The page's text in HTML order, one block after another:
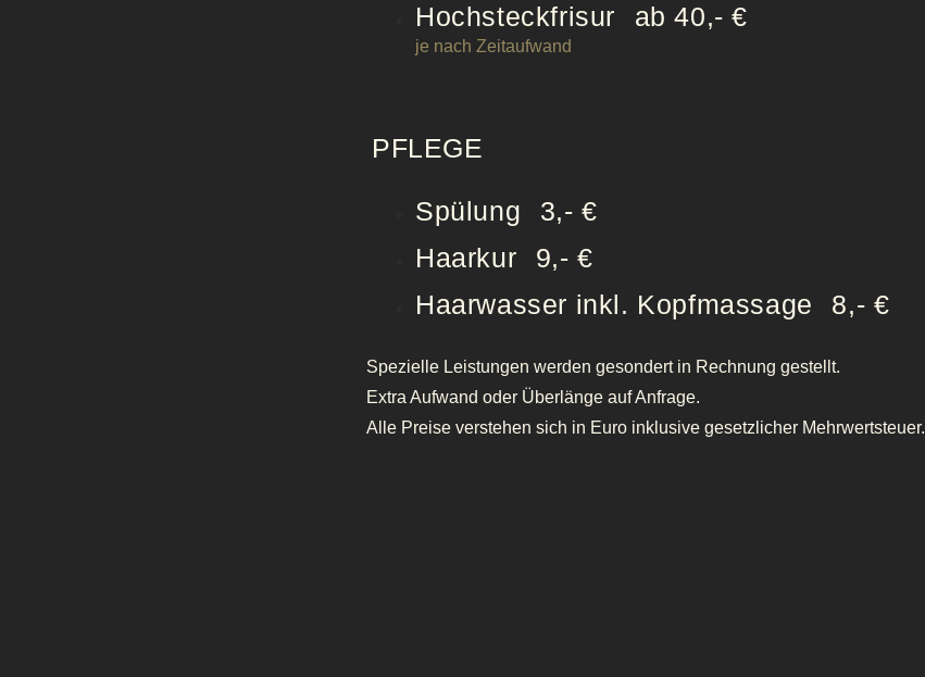
Hochsteckfrisur ab 40,- €
je nach Zeitaufwand
PFLEGE
Spülung
3,- €
Haarkur
9,- €
Haarwasser inkl. Kopfmassage
8,- €
Spezielle Leistungen werden gesondert in Rechnung gestellt.
Extra Aufwand oder Überlänge auf Anfrage.
Alle Preise verstehen sich in Euro inklusive gesetzlicher Mehrwertsteuer.